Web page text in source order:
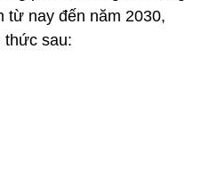
từ nay đến năm 2030,
thức sau: